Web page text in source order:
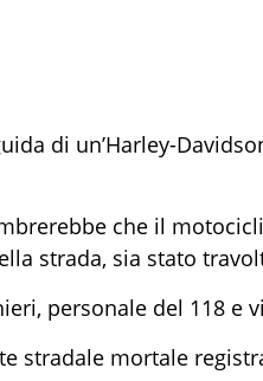
di un’Harley-
che il
strada, sia stato
personale del 118 e
stradale mortale